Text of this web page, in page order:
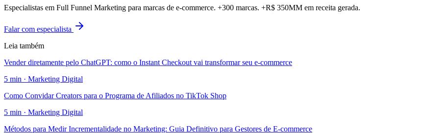
Especialistas em Full Funnel Marketing para marcas de e-commerce. +300 marcas. +R$ 350MM em receita gerada.
Falar com especialista
Leia também
Vender diretamente pelo ChatGPT: como o Instant Checkout vai transformar seu e-commerce
5 min · Marketing Digital
Como Convidar Creators para o Programa de Afiliados no TikTok Shop
5 min · Marketing Digital
Métodos para Medir Incrementalidade no Marketing: Guia Definitivo para Gestores de E-commerce